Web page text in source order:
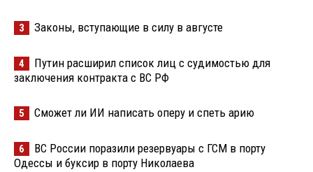
3 Законы, вступающие в силу в августе
4
Путин расширил список лиц с судимостью для
заключения контракта с ВС РФ
5 Сможет ли ИИ написать оперу и спеть арию
6
ВС России поразили резервуары с ГСМ в порту
Одессы и буксир в порту Николаева